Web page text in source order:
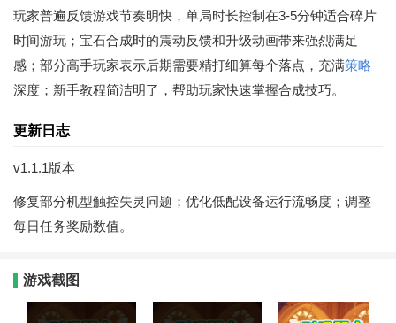
玩家普遍反馈游戏节奏明快，单局时长控制在3-5分钟适合碎片
时间游玩；宝石合成时的震动反馈和升级动画带来强烈满足
感；部分高手玩家表示后期需要精打细算每个落点，充满策略
深度；新手教程简洁明了，帮助玩家快速掌握合成技巧。
更新日志
v1.1.1版本
修复部分机型触控失灵问题；优化低配设备运行流畅度；调整
每日任务奖励数值。
游戏截图